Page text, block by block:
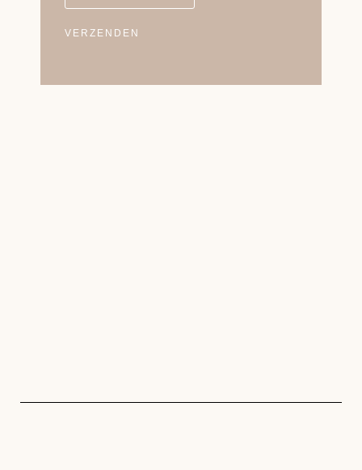
VERZENDEN